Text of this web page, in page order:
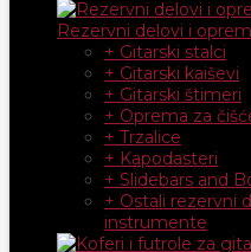
Rezervni delovi i
+ Gitarski stalci
+ Gitarski kaiševi
+ Gitarski štimeri
+ Oprema za
+ Trzalice
+ Kapodasteri
+ Slidebars and
+ Ostali rezervni
instrumente